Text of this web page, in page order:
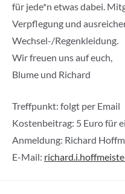
für jede*n etwas dabei.
Verpflegung und
Wechsel-/Regenkleidung.
Wir freuen uns auf euch,
Blume und Richard
Treffpunkt: folgt per Email
Kostenbeitrag: 5 Euro für
Anmeldung: Richard
E-Mail: